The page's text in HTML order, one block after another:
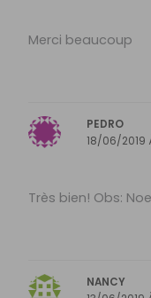
Merci beaucoup
PEDRO
18/06/2019
Très bien! Obs:
NANCY